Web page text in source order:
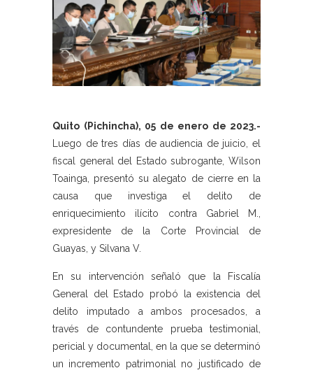
Quito (Pichincha), 05 de enero de 2023.-
Luego de tres días de audiencia de juicio, el
fiscal general del Estado subrogante, Wilson
Toainga, presentó su alegato de cierre en la
causa que investiga el delito de
enriquecimiento ilícito contra Gabriel M.,
expresidente de la Corte Provincial de
Guayas, y Silvana V.
En su intervención señaló que la Fiscalía
General del Estado probó la existencia del
delito imputado a ambos procesados, a
través de contundente prueba testimonial,
pericial y documental, en la que se determinó
un incremento patrimonial no justificado de